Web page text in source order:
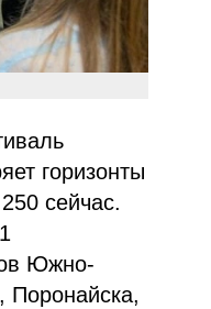
горизонты
сейчас.
Южно-
Поронайска,